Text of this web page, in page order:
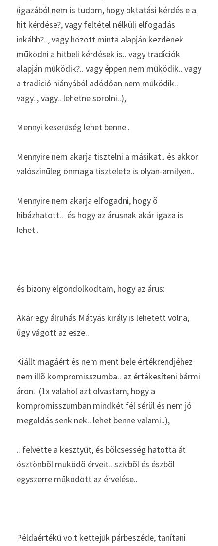
(igazából nem is tudom, hogy oktatási kérdés e a
hit kérdése?, vagy feltétel nélküli elfogadás
inkább?.., vagy hozott minta alapján kezdenek
mūködni a hitbeli kérdések is.. vagy tradíciók
alapján mūködik?.. vagy éppen nem mūködik.. vagy
a tradíció hiányából adódóan nem mūködik..
vagy.., vagy.. lehetne sorolni..),
Mennyi keserūség lehet benne..
Mennyire nem akarja tisztelni a másikat.. és akkor
valószínūleg önmaga tisztelete is olyan-amilyen..
Mennyire nem akarja elfogadni, hogy õ
hibázhatott..  és hogy az árusnak akár igaza is
lehet..
és bizony elgondolkodtam, hogy az árus:
Akár egy álruhás Mátyás király is lehetett volna,
úgy vágott az esze..
Kiállt magáért és nem ment bele értékrendjéhez
nem illõ kompromisszumba.. az értékesíteni bármi
áron.. (1x valahol azt olvastam, hogy a
kompromisszumban mindkét fél sérül és nem jó
megoldás senkinek.. lehet benne valami..),
.. felvette a kesztyūt, és bölcsesség hatotta át
ösztönbõl mūködõ érveit.. szivbõl és észbõl
egyszerre mūködött az érvelése..
Példaértékū volt kettejūk párbeszéde, tanítani